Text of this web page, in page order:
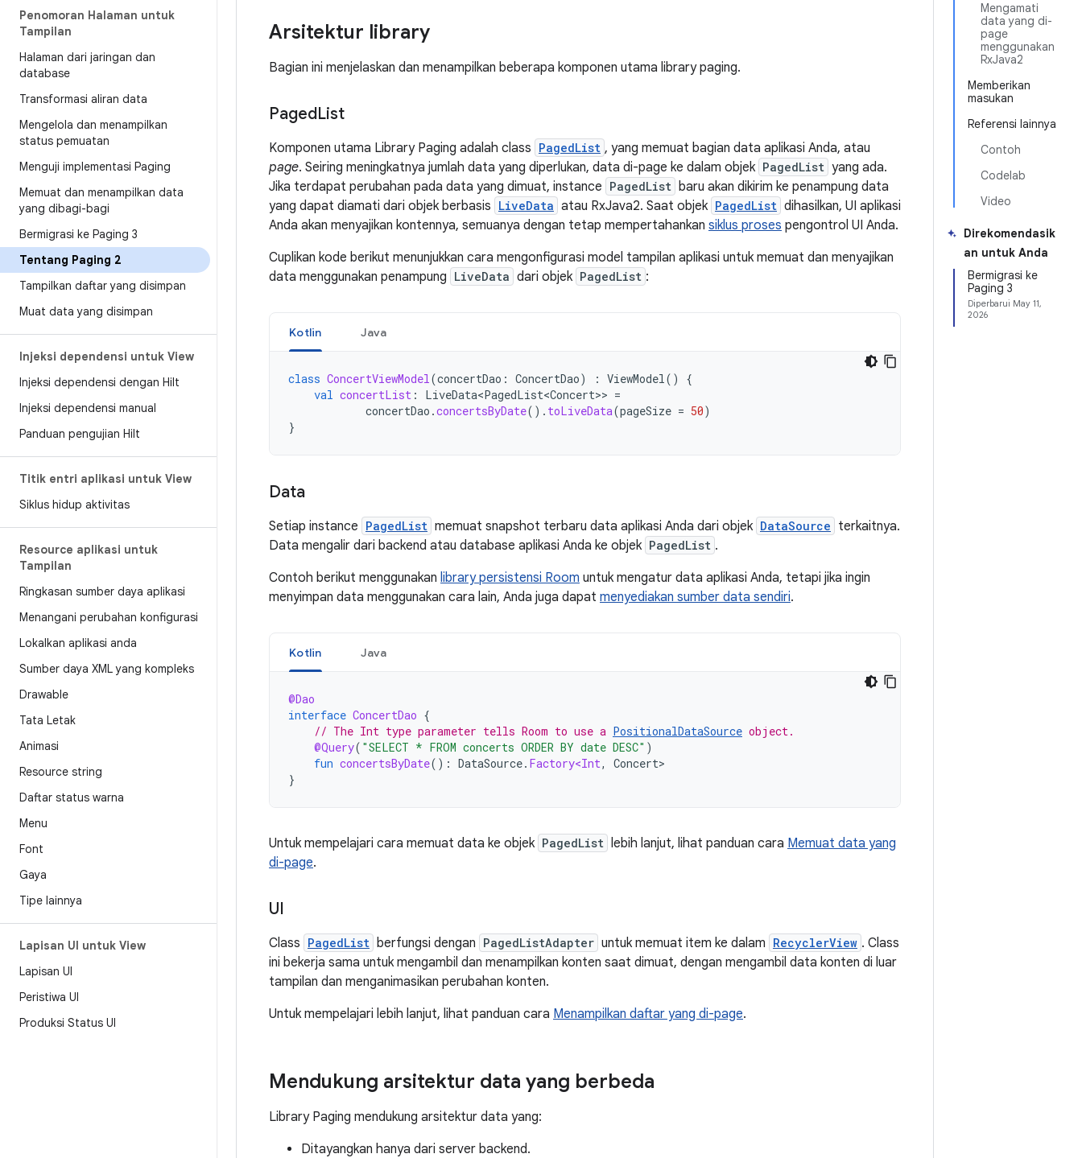
Penomoran Halaman untuk
Tampilan
Halaman dari jaringan dan
database
Transformasi aliran data
Mengelola dan menampilkan
status pemuatan
Menguji implementasi Paging
Memuat dan menampilkan data
yang dibagi-bagi
Bermigrasi ke Paging 3
Tentang Paging 2
Tampilkan daftar yang disimpan
Muat data yang disimpan
Injeksi dependensi untuk View
Injeksi dependensi dengan Hilt
Injeksi dependensi manual
Panduan pengujian Hilt
Titik entri aplikasi untuk View
Siklus hidup aktivitas
Resource aplikasi untuk
Tampilan
Ringkasan sumber daya aplikasi
Menangani perubahan konfigurasi
Lokalkan aplikasi anda
Sumber daya XML yang kompleks
Drawable
Tata Letak
Animasi
Resource string
Daftar status warna
Menu
Font
Gaya
Tipe lainnya
Lapisan UI untuk View
Lapisan UI
Peristiwa UI
Produksi Status UI
Mengamati
data yang di-
page
menggunakan
RxJava2
Memberikan
masukan
Referensi lainnya
Contoh
Codelab
Video
Direkomendasik
an untuk Anda
Bermigrasi ke
Paging 3
Diperbarui May 11,
2026
Arsitektur library
Bagian ini menjelaskan dan menampilkan beberapa komponen utama library paging.
PagedList
Komponen utama Library Paging adalah class PagedList , yang memuat bagian data aplikasi Anda, atau
page. Seiring meningkatnya jumlah data yang diperlukan, data di-page ke dalam objek PagedList yang ada.
Jika terdapat perubahan pada data yang dimuat, instance PagedList baru akan dikirim ke penampung data
yang dapat diamati dari objek berbasis LiveData atau RxJava2. Saat objek PagedList dihasilkan, UI aplikasi
Anda akan menyajikan kontennya, semuanya dengan tetap mempertahankan siklus proses pengontrol UI Anda.
Cuplikan kode berikut menunjukkan cara mengonfigurasi model tampilan aplikasi untuk memuat dan menyajikan
data menggunakan penampung LiveData dari objek PagedList :
Kotlin Java
class ConcertViewModel(concertDao : ConcertDao) : ViewModel()
{
val concertList : LiveData<PagedList<Concert>> =
concertDao .concertsByDate(). toLiveData(pageSize = 50)
}
Data
Setiap instance PagedList memuat snapshot terbaru data aplikasi Anda dari objek DataSource terkaitnya.
Data mengalir dari backend atau database aplikasi Anda ke objek PagedList .
Contoh berikut menggunakan library persistensi Room untuk mengatur data aplikasi Anda, tetapi jika ingin
menyimpan data menggunakan cara lain, Anda juga dapat menyediakan sumber data sendiri.
Kotlin Java
@Dao
interface ConcertDao {
// The Int type parameter tells Room to use a PositionalDataSource object.
@Query( "SELECT * FROM concerts ORDER BY date DESC" )
fun concertsByDate(): DataSource. Factory<Int, Concert
}
Untuk mempelajari cara memuat data ke objek PagedList lebih lanjut, lihat panduan cara Memuat data yang
di-page.
UI
Class PagedList berfungsi dengan PagedListAdapter untuk memuat item ke dalam RecyclerView . Class
ini bekerja sama untuk mengambil dan menampilkan konten saat dimuat, dengan mengambil data konten di luar
tampilan dan menganimasikan perubahan konten.
Untuk mempelajari lebih lanjut, lihat panduan cara Menampilkan daftar yang di-page.
Mendukung arsitektur data yang berbeda
Library Paging mendukung arsitektur data yang:
Ditayangkan hanya dari server backend.